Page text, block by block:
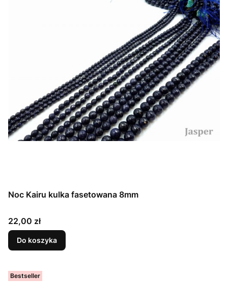
Noc Kairu kulka fasetowana 8mm
Cena
22,00 zł
Do koszyka
Bestseller